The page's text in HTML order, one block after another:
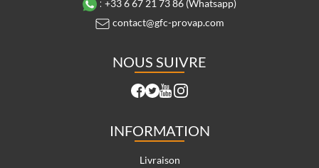
: +33 6 67 21 73 86 (Whatsapp)
contact@gfc-provap.com
NOUS SUIVRE
INFORMATION
Livraison